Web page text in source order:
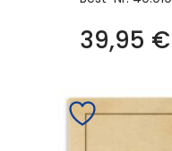
39,95 €